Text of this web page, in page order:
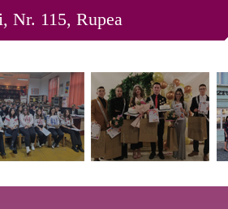
Nr. 115, Rupea